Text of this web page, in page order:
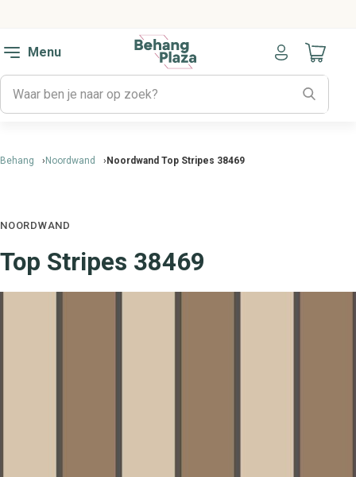
Menu
Naar
Behang Noordwand Noordwand Top Stripes 38469
NOORDWAND
Top Stripes 38469